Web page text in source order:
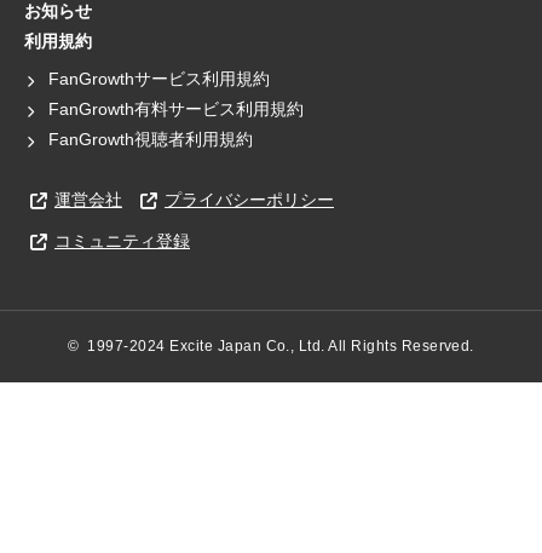
お知らせ
利用規約
FanGrowthサービス利用規約
FanGrowth有料サービス利用規約
FanGrowth視聴者利用規約
運営会社 プライバシーポリシー
コミュニティ登録
©  1997-2024 Excite Japan Co., Ltd. All Rights Reserved.